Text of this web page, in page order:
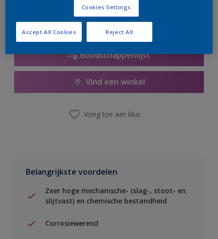
Boodschappenlijst
Vind een winkel
Voeg toe aan klus
Belangrijkste voordelen
Zeer hoge mechanische- (slag-, stoot- en
slijtvast) en chemische bestandheid
Corrosiewerend
Cookies Settings
Reject All
Accept All Cookies